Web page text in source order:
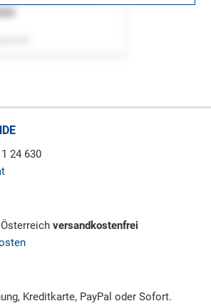
24 630
versandkostenfrei
Kreditkarte, PayPal oder Sofort.